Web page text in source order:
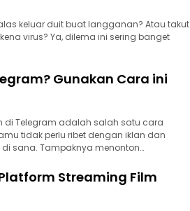
keluar duit buat langganan? Atau takut
virus? Ya, dilema ini sering banget
Gunakan Cara ini
di Telegram adalah salah satu cara
tidak perlu ribet dengan iklan dan
sana. Tampaknya menonton…
Streaming Film